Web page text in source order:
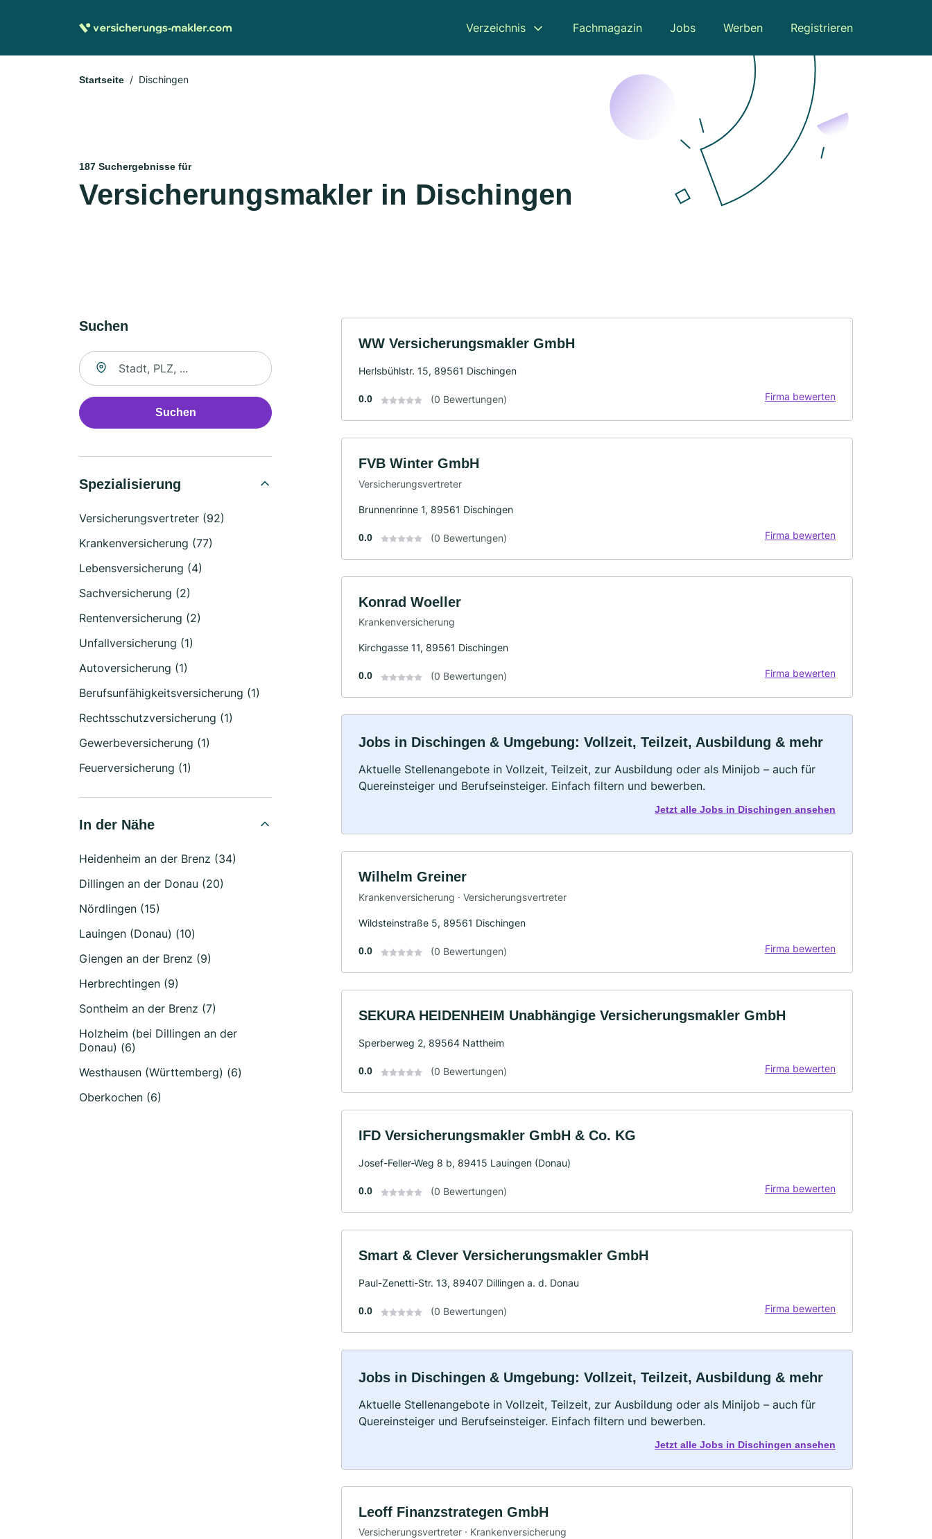
Verzeichnis Fachmagazin Jobs Werben Registrieren
Startseite Dischingen
187 Suchergebnisse für
Versicherungsmakler in Dischingen
Suchen
Suche nach Ort
Suchen
Spezialisierung
Versicherungsvertreter (92)
Krankenversicherung (77)
Lebensversicherung (4)
Sachversicherung (2)
Rentenversicherung (2)
Unfallversicherung (1)
Autoversicherung (1)
Berufsunfähigkeitsversicherung (1)
Rechtsschutzversicherung (1)
Gewerbeversicherung (1)
Feuerversicherung (1)
In der Nähe
Heidenheim an der Brenz (34)
Dillingen an der Donau (20)
Nördlingen (15)
Lauingen (Donau) (10)
Giengen an der Brenz (9)
Herbrechtingen (9)
Sontheim an der Brenz (7)
Holzheim (bei Dillingen an der
Donau) (6)
Westhausen (Württemberg) (6)
Oberkochen (6)
WW Versicherungsmakler GmbH
Herlsbühlstr. 15, 89561 Dischingen
0.0 (0 Bewertungen) Firma bewerten
FVB Winter GmbH
Versicherungsvertreter
Brunnenrinne 1, 89561 Dischingen
0.0 (0 Bewertungen) Firma bewerten
Konrad Woeller
Krankenversicherung
Kirchgasse 11, 89561 Dischingen
0.0 (0 Bewertungen) Firma bewerten
Jobs in Dischingen & Umgebung: Vollzeit, Teilzeit, Ausbildung & mehr
Aktuelle Stellenangebote in Vollzeit, Teilzeit, zur Ausbildung oder als Minijob – auch für
Quereinsteiger und Berufseinsteiger. Einfach filtern und bewerben.
Jetzt alle Jobs in Dischingen ansehen
Wilhelm Greiner
Krankenversicherung · Versicherungsvertreter
Wildsteinstraße 5, 89561 Dischingen
0.0 (0 Bewertungen) Firma bewerten
SEKURA HEIDENHEIM Unabhängige Versicherungsmakler GmbH
Sperberweg 2, 89564 Nattheim
0.0 (0 Bewertungen) Firma bewerten
IFD Versicherungsmakler GmbH & Co. KG
Josef-Feller-Weg 8 b, 89415 Lauingen (Donau)
0.0 (0 Bewertungen) Firma bewerten
Smart & Clever Versicherungsmakler GmbH
Paul-Zenetti-Str. 13, 89407 Dillingen a. d. Donau
0.0 (0 Bewertungen) Firma bewerten
Jobs in Dischingen & Umgebung: Vollzeit, Teilzeit, Ausbildung & mehr
Aktuelle Stellenangebote in Vollzeit, Teilzeit, zur Ausbildung oder als Minijob – auch für
Quereinsteiger und Berufseinsteiger. Einfach filtern und bewerben.
Jetzt alle Jobs in Dischingen ansehen
Leoff Finanzstrategen GmbH
Versicherungsvertreter · Krankenversicherung